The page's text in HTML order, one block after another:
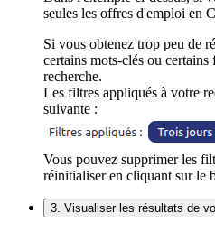
seules les offres d'emploi en
Si vous obtenez trop peu de
certains mots-clés ou
recherche.
Les filtres appliqués à votre
suivante :
Vous pouvez supprimer les
réinitialiser en cliquant sur le
3. Visualiser les résultats de